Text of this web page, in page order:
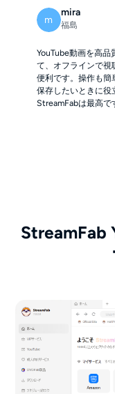
m
mira
福島
YouTube動画を高品
て、オフラインで視
便利です。操作も簡
保存したいときに役
StreamFabは最高で
StreamFab